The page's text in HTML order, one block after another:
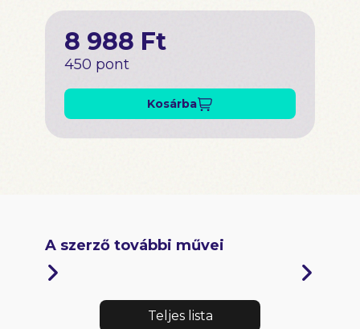
8 988 Ft
450 pont
Kosárba
A szerző további művei
Teljes lista